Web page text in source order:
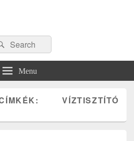
Search
Menu
CÍMKÉK:VÍZTISZTÍTÓ